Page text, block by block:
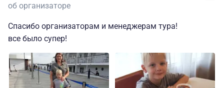
об организаторе
Спасибо организаторам и менеджерам тура!
все было супер!